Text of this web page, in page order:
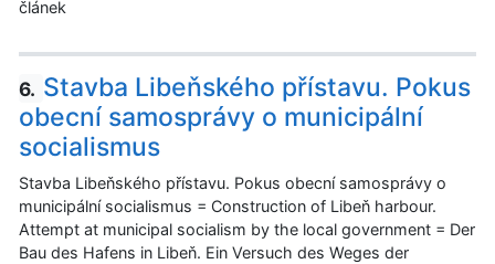
článek
6. Stavba Libeňského přístavu. Pokus
obecní samosprávy o municipální
socialismus
Stavba Libeňského přístavu. Pokus obecní samosprávy o
municipální socialismus = Construction of Libeň harbour.
Attempt at municipal socialism by the local government = Der
Bau des Hafens in Libeň. Ein Versuch des Weges der